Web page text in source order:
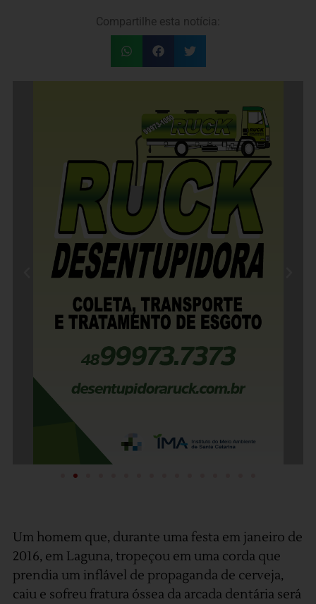
Compartilhe esta notícia:
Um homem que, durante uma festa em janeiro de
2016, em Laguna, tropeçou em uma corda que
prendia um inflável de propaganda de cerveja,
caiu e sofreu fratura óssea da arcada dentária será